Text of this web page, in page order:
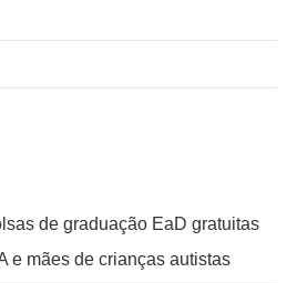
adolescentes
de graduação EaD gratuitas
e mães de crianças autistas